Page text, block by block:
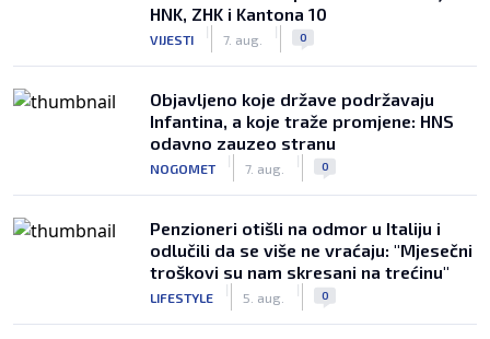
HNK, ZHK i Kantona 10
VIJESTI
|
7. aug.
| 0
Objavljeno koje države podržavaju
Infantina, a koje traže promjene: HNS
odavno zauzeo stranu
NOGOMET
|
7. aug.
| 0
Penzioneri otišli na odmor u Italiju i
odlučili da se više ne vraćaju: "Mjesečni
troškovi su nam skresani na trećinu"
LIFESTYLE
|
5. aug.
| 0